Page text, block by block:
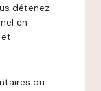
détenez
en
ou